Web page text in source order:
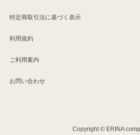
特定商取引法に基づく表示
利用規約
ご利用案内
お問い合わせ
Copyright © ERINA